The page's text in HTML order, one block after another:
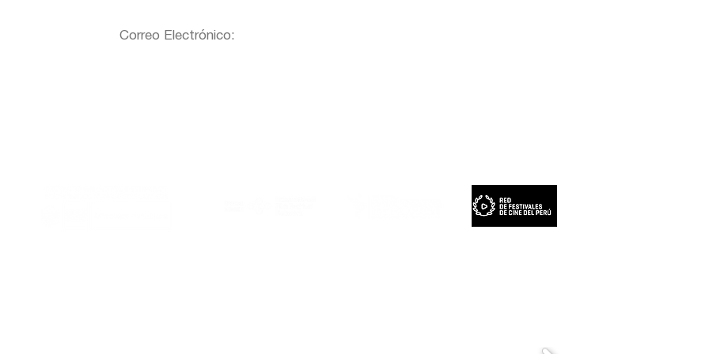
Correo Electrónico: